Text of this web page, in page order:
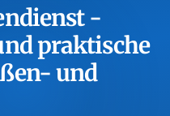
-
praktische
und